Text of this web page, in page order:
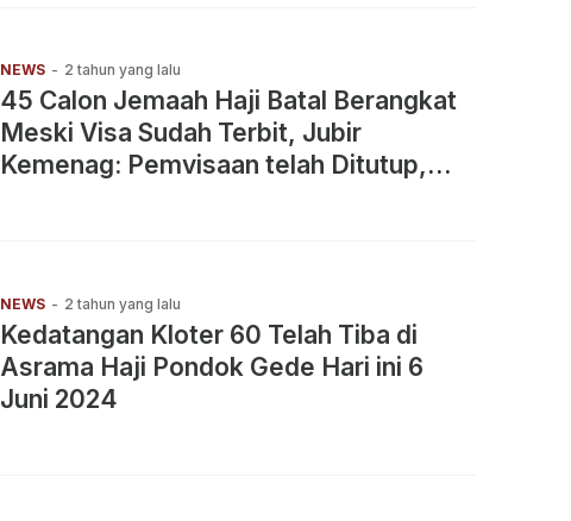
NEWS - 2 tahun yang lalu
45 Calon Jemaah Haji Batal Berangkat
Meski Visa Sudah Terbit, Jubir
Kemenag: Pemvisaan telah Ditutup,
NEWS - 2 tahun yang lalu
Kedatangan Kloter 60 Telah Tiba di
Asrama Haji Pondok Gede Hari ini 6
Juni 2024